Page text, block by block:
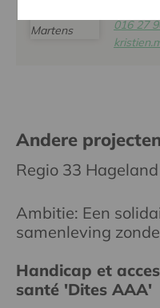
016 27
Andere projecten
Regio 33 Hageland
Ambitie: Een
samenleving
Handicap et
santé 'Dites AAA'